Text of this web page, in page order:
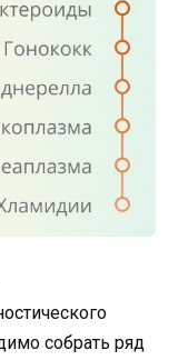
собрать ряд